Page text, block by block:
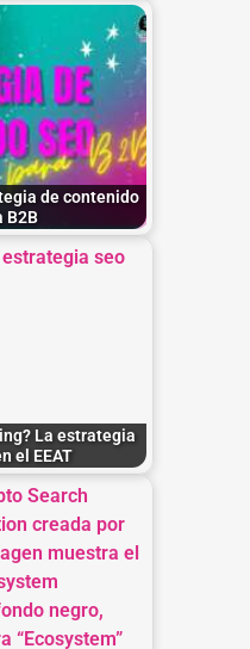
de contenido
B2B
La estrategia
el EEAT